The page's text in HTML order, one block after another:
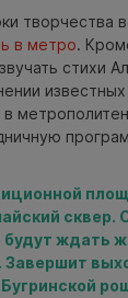
творчества
в метро.
стихи
сквер.
будут ждать
Завершит